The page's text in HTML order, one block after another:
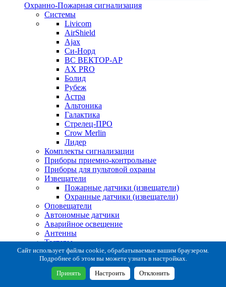
Охранно-Пожарная сигнализация
Системы
Livicom
AirShield
Ajax
Си-Норд
ВС ВЕКТОР-АР
AX PRO
Болид
Рубеж
Астра
Альтоника
Галактика
Стрелец-ПРО
Crow Merlin
Лидер
Комплекты сигнализации
Приборы приемно-контрольные
Приборы для пультовой охраны
Извещатели
Пожарные датчики (извещатели)
Охранные датчики (извещатели)
Оповещатели
Автономные датчики
Аварийное освещение
Антенны
Тестеры
Система сбора извещений
Расходные и монтажные материалы
Коробки коммутационные
Кронштейны для извещателей
Сайт использует файлы cookie, обрабатываемые вашим браузером.
Подробнее об этом вы можете узнать в настройках.
Принять Настроить Отклонить